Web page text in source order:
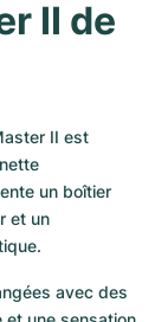
II de
II est
un boîtier
et un
avec des